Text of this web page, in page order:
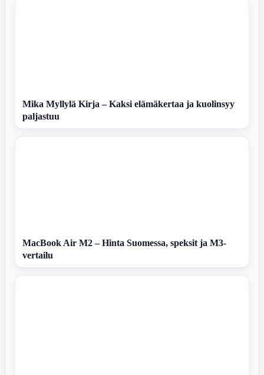
Mika Myllylä Kirja – Kaksi elämäkertaa ja kuolinsyy
paljastuu
MacBook Air M2 – Hinta Suomessa, speksit ja M3-
vertailu